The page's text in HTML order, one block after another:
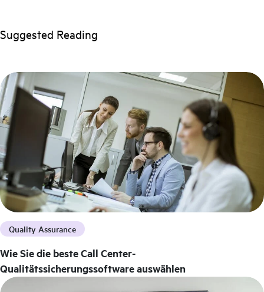
Suggested Reading
Quality Assurance
Wie Sie die beste Call Center-
Qualitätssicherungssoftware auswählen